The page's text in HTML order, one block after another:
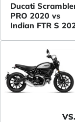
Ducati
PRO 2020 vs
Indian FTR S
VS.